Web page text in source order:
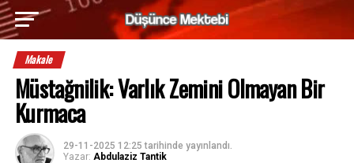
Makale
Müstağnilik: Varlık Zemini Olmayan Bir
Kurmaca
29-11-2025 12:25 tarihinde yayınlandı.
Yazar: Abdulaziz Tantik